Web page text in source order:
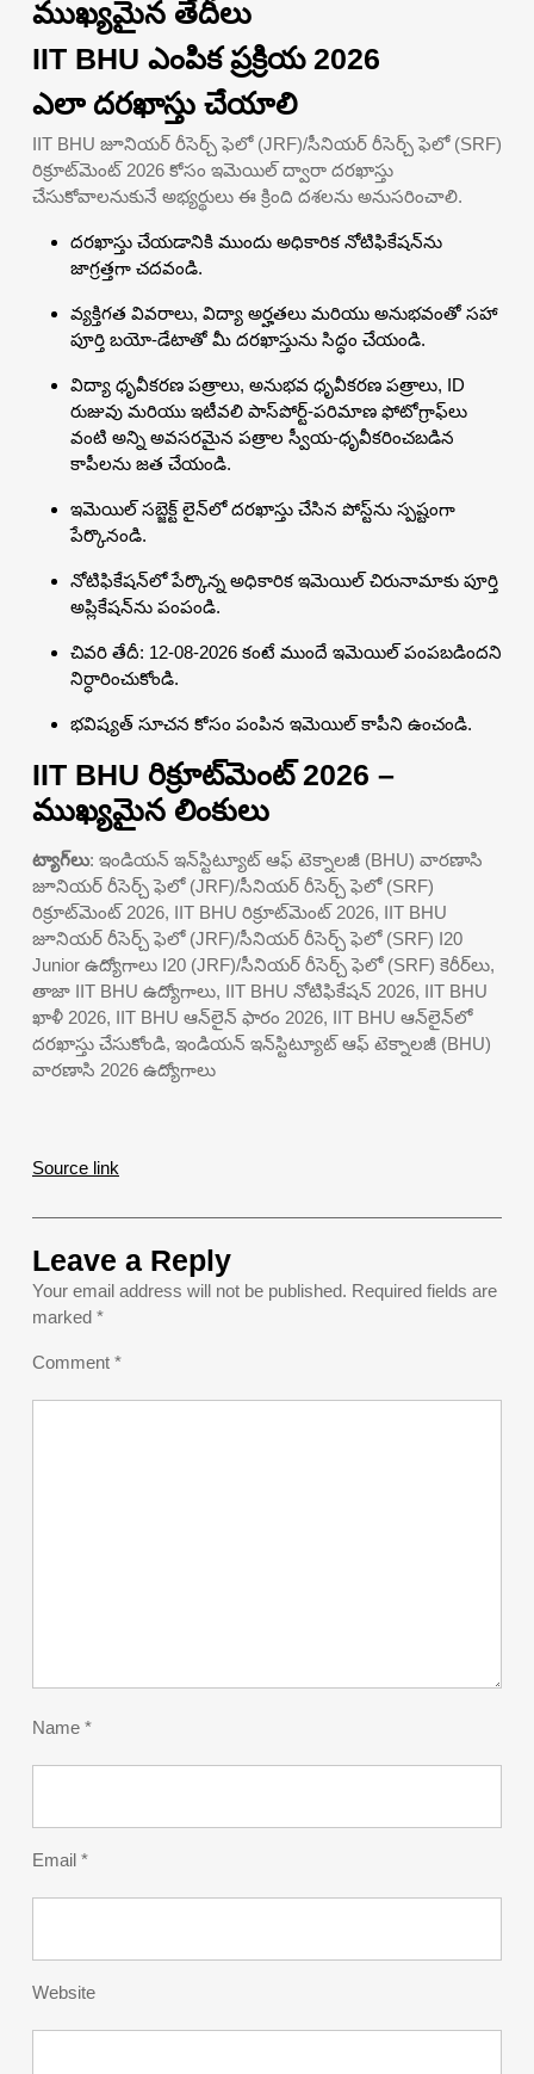
ముఖ్యమైన తేదీలు
IIT BHU ఎంపిక ప్రక్రియ 2026
ఎలా దరఖాస్తు చేయాలి
IIT BHU జూనియర్ రీసెర్చ్ ఫెలో (JRF)/సీనియర్ రీసెర్చ్ ఫెలో (SRF)
రిక్రూట్‌మెంట్ 2026 కోసం ఇమెయిల్ ద్వారా దరఖాస్తు
చేసుకోవాలనుకునే అభ్యర్థులు ఈ క్రింది దశలను అనుసరించాలి.
దరఖాస్తు చేయడానికి ముందు అధికారిక నోటిఫికేషన్‌ను
జాగ్రత్తగా చదవండి.
వ్యక్తిగత వివరాలు, విద్యా అర్హతలు మరియు అనుభవంతో సహా
పూర్తి బయో-డేటాతో మీ దరఖాస్తును సిద్ధం చేయండి.
విద్యా ధృవీకరణ పత్రాలు, అనుభవ ధృవీకరణ పత్రాలు, ID
రుజువు మరియు ఇటీవలి పాస్‌పోర్ట్-పరిమాణ ఫోటోగ్రాఫ్‌లు
వంటి అన్ని అవసరమైన పత్రాల స్వీయ-ధృవీకరించబడిన
కాపీలను జత చేయండి.
ఇమెయిల్ సబ్జెక్ట్ లైన్‌లో దరఖాస్తు చేసిన పోస్ట్‌ను స్పష్టంగా
పేర్కొనండి.
నోటిఫికేషన్‌లో పేర్కొన్న అధికారిక ఇమెయిల్ చిరునామాకు పూర్తి
అప్లికేషన్‌ను పంపండి.
చివరి తేదీ: 12-08-2026 కంటే ముందే ఇమెయిల్ పంపబడిందని
నిర్ధారించుకోండి.
భవిష్యత్ సూచన కోసం పంపిన ఇమెయిల్ కాపీని ఉంచండి.
IIT BHU రిక్రూట్‌మెంట్ 2026 –
ముఖ్యమైన లింకులు
ట్యాగ్‌లు: ఇండియన్ ఇన్‌స్టిట్యూట్ ఆఫ్ టెక్నాలజీ (BHU) వారణాసి
జూనియర్ రీసెర్చ్ ఫెలో (JRF)/సీనియర్ రీసెర్చ్ ఫెలో (SRF)
రిక్రూట్‌మెంట్ 2026, IIT BHU రిక్రూట్‌మెంట్ 2026, IIT BHU
జూనియర్ రీసెర్చ్ ఫెలో (JRF)/సీనియర్ రీసెర్చ్ ఫెలో (SRF) I20
Junior ఉద్యోగాలు I20 (JRF)/సీనియర్ రీసెర్చ్ ఫెలో (SRF) కెరీర్‌లు,
తాజా IIT BHU ఉద్యోగాలు, IIT BHU నోటిఫికేషన్ 2026, IIT BHU
ఖాళీ 2026, IIT BHU ఆన్‌లైన్ ఫారం 2026, IIT BHU ఆన్‌లైన్‌లో
దరఖాస్తు చేసుకోండి, ఇండియన్ ఇన్‌స్టిట్యూట్ ఆఫ్ టెక్నాలజీ (BHU)
వారణాసి 2026 ఉద్యోగాలు
Source link
Leave a Reply
Your email address will not be published. Required fields are
marked *
Comment *
Name *
Email *
Website